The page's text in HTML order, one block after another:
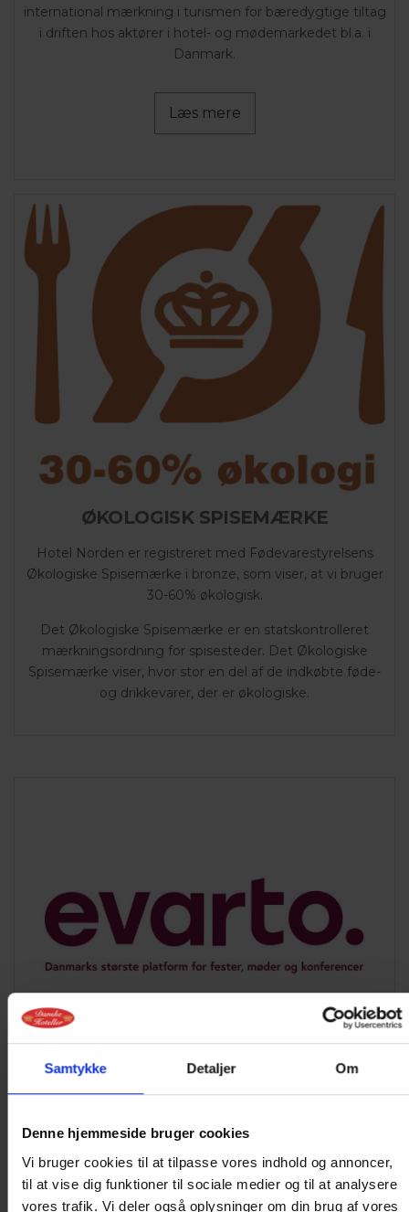
Samtykke Detaljer Om
Denne hjemmeside bruger cookies
Vi bruger cookies til at tilpasse vores indhold og annoncer,
til at vise dig funktioner til sociale medier og til at analysere
vores trafik. Vi deler også oplysninger om din brug af vores
international mærkning i turismen for bæredygtige tiltag
i driften hos aktører i hotel- og mødemarkedet bl.a. i
Danmark.
Læs mere
ØKOLOGISK SPISEMÆRKE
Hotel Norden er registreret med Fødevarestyrelsens
Økologiske Spisemærke i bronze, som viser, at vi bruger
30-60% økologisk.
Det Økologiske Spisemærke er en statskontrolleret
mærkningsordning for spisesteder. Det Økologiske
Spisemærke viser, hvor stor en del af de indkøbte føde-
og drikkevarer, der er økologiske.
Danmarks største platform for booking af fester,
selskaber, konferencer, møder og større events.